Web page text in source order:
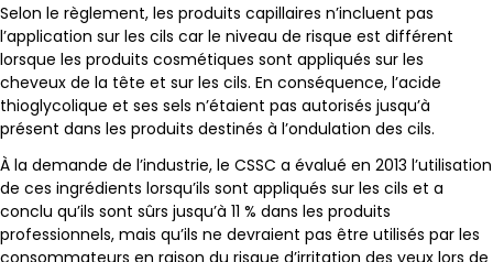
Selon le règlement, les produits capillaires n’incluent pas
l’application sur les cils car le niveau de risque est différent
lorsque les produits cosmétiques sont appliqués sur les
cheveux de la tête et sur les cils. En conséquence, l’acide
thioglycolique et ses sels n’étaient pas autorisés jusqu’à
présent dans les produits destinés à l’ondulation des cils.
À la demande de l’industrie, le CSSC a évalué en 2013 l’utilisation
de ces ingrédients lorsqu’ils sont appliqués sur les cils et a
conclu qu’ils sont sûrs jusqu’à 11 % dans les produits
professionnels, mais qu’ils ne devraient pas être utilisés par les
consommateurs en raison du risque d’irritation des yeux lors de